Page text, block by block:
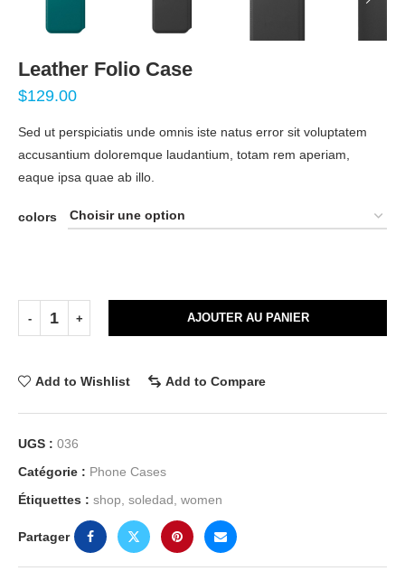
Leather Folio Case
$129.00
Sed ut perspiciatis unde omnis iste natus error sit voluptatem
accusantium doloremque laudantium, totam rem aperiam,
eaque ipsa quae ab illo.
colors
AJOUTER AU PANIER
Add to Wishlist Add to Compare
UGS : 036
Catégorie : Phone Cases
Étiquettes : shop soledad women
Partager